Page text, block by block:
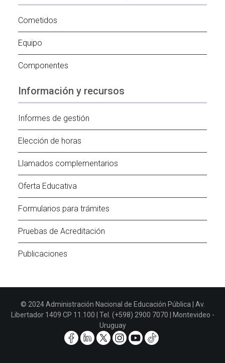
Cometidos
Equipo
Componentes
Información y recursos
Informes de gestión
Elección de horas
Llamados complementarios
Oferta Educativa
Formularios para trámites
Pruebas de Acreditación
Publicaciones
© 2024 Administración Nacional de Educación Pública | Av.
Libertador 1409 CP 11.100 | Tel. (+598) 2900 7070 | Montevideo -
Uruguay